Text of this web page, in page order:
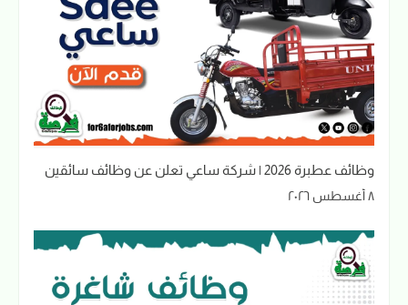
وظائف عطبرة 2026 | شركة ساعي تعلن عن وظائف سائقين
٨ أغسطس ٢٠٢٦